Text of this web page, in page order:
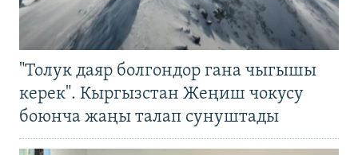
"Толук даяр болгондор гана чыгышы
керек". Кыргызстан Жеңиш чокусу
боюнча жаңы талап сунуштады